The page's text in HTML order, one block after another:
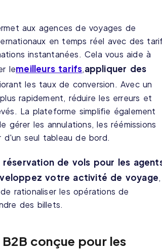
aux agences de voyages de
en temps réel avec des
instantanées. Cela vous aide à
lemeilleurs tarifs,appliquer des
les taux de conversion. Avec un
rapidement, réduire les erreurs et
La plateforme simplifie également
les annulations, les réémissions
d'un seul tableau de bord.
de vols pour les
votre activité de voyage,
rationaliser les opérations de
des billets.
conçue pour les